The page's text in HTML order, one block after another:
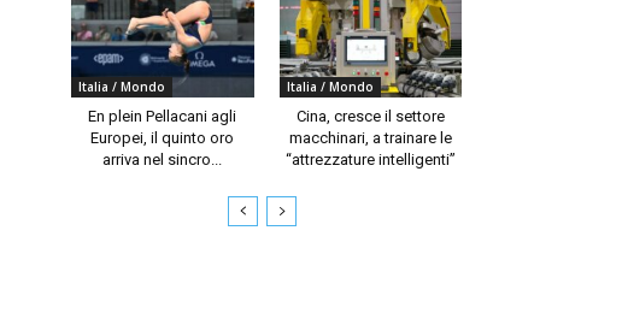
Italia / Mondo
En plein Pellacani agli
Europei, il quinto oro
arriva nel sincro...
Italia / Mondo
Cina, cresce il settore
macchinari, a trainare le
“attrezzature intelligenti”